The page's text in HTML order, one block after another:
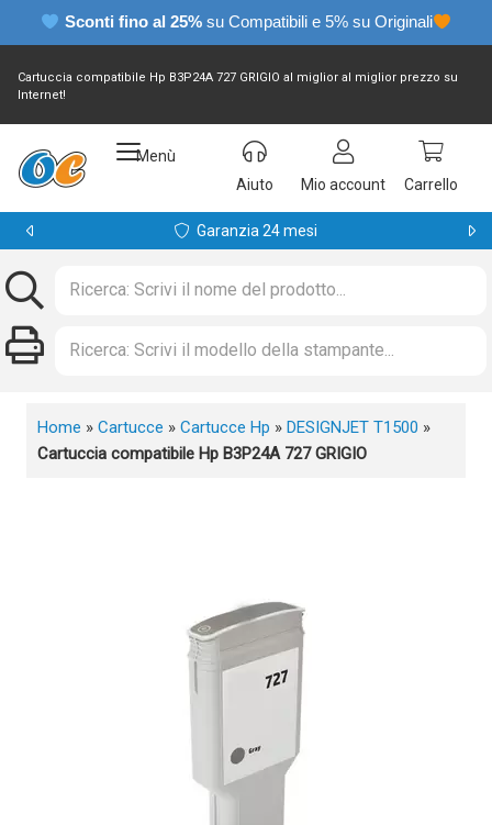
Sconti fino al 25% su Compatibili e 5% su Originali
Cartuccia compatibile Hp B3P24A 727 GRIGIO al miglior al miglior prezzo su
Internet!
Menù
Aiuto
Mio account Carrello
Garanzia 24 mesi
Home » Cartucce » Cartucce Hp » DESIGNJET T1500 »
Cartuccia compatibile Hp B3P24A 727 GRIGIO